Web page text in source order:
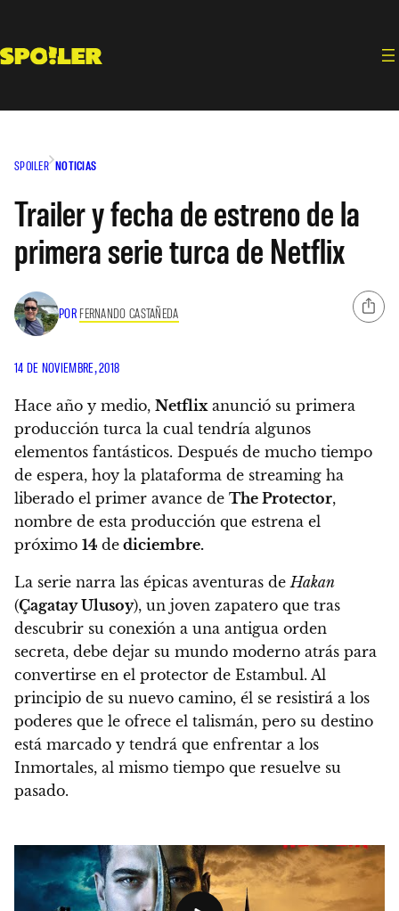
contenido
SPOILER NOTICIAS
Trailer y fecha de estreno de la
primera serie turca de Netflix
POR FERNANDO CASTAÑEDA
14 DE NOVIEMBRE, 2018
Hace año y medio, Netflixanunció su primera
producción turca la cual tendría algunos
elementos fantásticos. Después de mucho tiempo
de espera, hoy la plataforma de streaming ha
liberado el primer avance de The Protector,
nombre de esta producción que estrena el
próximo 14 de diciembre.
La serie narra las épicas aventuras deHakan
(Çagatay Ulusoy), un joven zapatero que tras
descubrir su conexión a una antigua orden
secreta, debe dejar su mundo moderno atrás para
convertirse en el protector de Estambul. Al
principio de su nuevo camino, él se resistirá a los
poderes que le ofrece el talismán, pero su destino
está marcado y tendrá que enfrentar a los
Inmortales, al mismo tiempo que resuelve su
pasado.